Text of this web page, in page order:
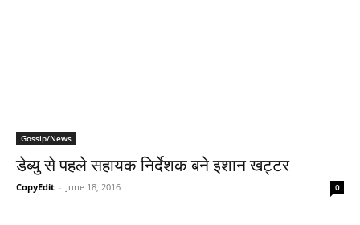
Gossip/News
डेब्यु से पहले सहायक निर्देशक बने इशान खट्टर
CopyEdit - June 18, 2016 0